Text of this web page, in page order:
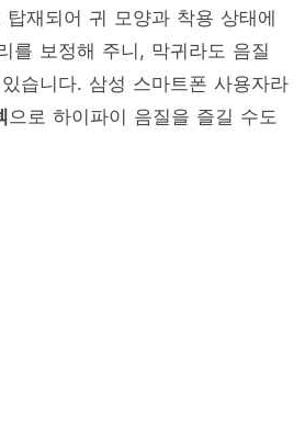
탑재되어 귀 모양과 착용 상태에
를 보정해 주니, 막귀라도 음질
습니다. 삼성 스마트폰 사용자라
으로 하이파이 음질을 즐길 수도